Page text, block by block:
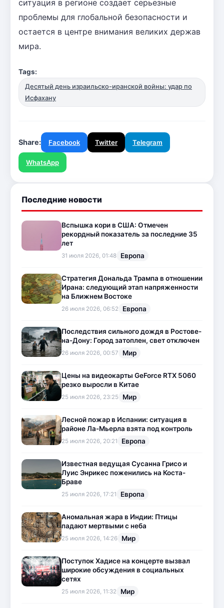
ситуация в регионе создает серьезные
проблемы для глобальной безопасности и
остается в центре внимания великих держав
мира.
Tags:
Десятый день израильско-иранской войны: удар по
Исфахану
Share: Facebook Twitter Telegram
WhatsApp
Последние новости
Вспышка кори в США: Отмечен
рекордный показатель за последние 35
лет
31 июля 2026, 01:48 Европа
Стратегия Дональда Трампа в отношении
Ирана: следующий этап напряженности
на Ближнем Востоке
26 июля 2026, 06:52 Европа
Последствия сильного дождя в Ростове-
на-Дону: Город затоплен, свет отключен
26 июля 2026, 00:57 Мир
Цены на видеокарты GeForce RTX 5060
резко выросли в Китае
25 июля 2026, 23:25 Мир
Лесной пожар в Испании: ситуация в
районе Ла-Мьерла взята под контроль
25 июля 2026, 20:21 Европа
Известная ведущая Сусанна Грисо и
Луис Энрикес поженились на Коста-
Браве
25 июля 2026, 17:21 Европа
Аномальная жара в Индии: Птицы
падают мертвыми с неба
25 июля 2026, 14:26 Мир
Поступок Хадисе на концерте вызвал
широкие обсуждения в социальных
сетях
25 июля 2026, 11:32 Мир